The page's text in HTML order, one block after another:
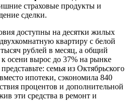
страховые продукты и
сделки.
доступны на десятки жилых
квартиру с белой
рублей в месяц, а общий
к осени вырос до 37% на рынке
семья из Октябрьского
ипотеки, сэкономила 840
процентов и дополнительной
эти средства в ремонт и